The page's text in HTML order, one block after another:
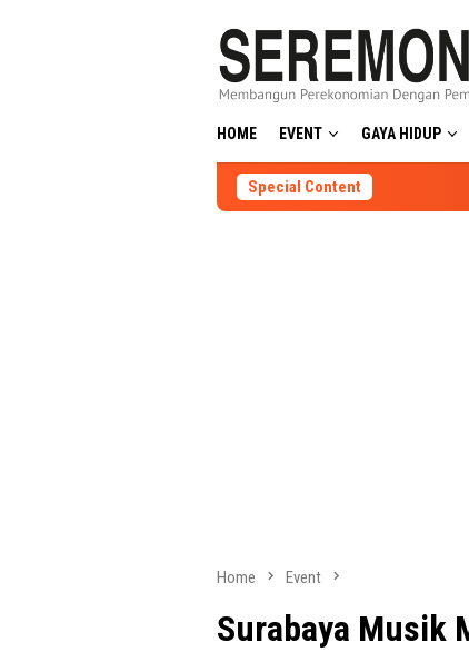
HOME EVENT GAYA HIDUP
Special Content
Home Event
Surabaya Musik